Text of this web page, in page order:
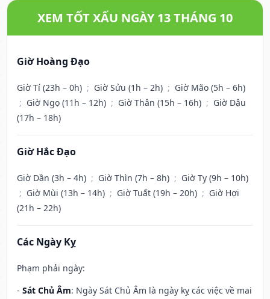
XEM TỐT XẤU NGÀY 13 THÁNG 10
Giờ Hoàng Đạo
Giờ Tí (23h – 0h) ; Giờ Sửu (1h – 2h) ; Giờ Mão (5h – 6h)
; Giờ Ngọ (11h – 12h) ; Giờ Thân (15h – 16h) ; Giờ Dậu
(17h – 18h)
Giờ Hắc Đạo
Giờ Dần (3h – 4h) ; Giờ Thìn (7h – 8h) ; Giờ Tỵ (9h – 10h)
; Giờ Mùi (13h – 14h) ; Giờ Tuất (19h – 20h) ; Giờ Hợi
(21h – 22h)
Các Ngày Kỵ
Phạm phải ngày:
- Sát Chủ Âm: Ngày Sát Chủ Âm là ngày kỵ các việc về mai